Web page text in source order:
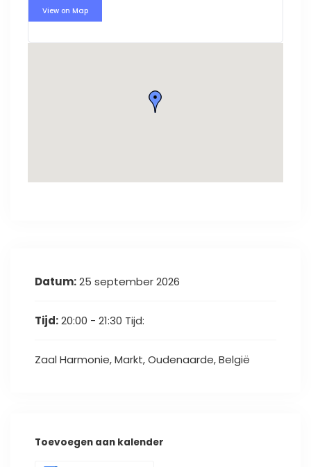
View on Map
Datum:25 september 2026
Tijd:20:00 - 21:30 Tijd:
Zaal Harmonie, Markt, Oudenaarde, België
Toevoegen aan kalender